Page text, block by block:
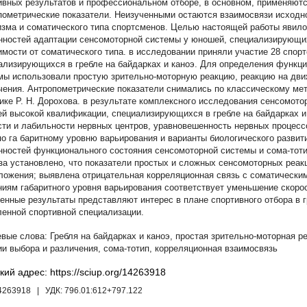
результатов и профессиональном отборе, в основном,
показатели. Неизученными остаются взаимосвязи
и соматического типа спортсменов. Целью настоящей работы
адаптации сенсомоторной системы у юношей,
от соматического типа. в исследовании приняли участие 28
в гребле на байдарках и каноэ. Для определения
использовали простую зрительно-моторную реакцию, реакцию на
Антропометрические показатели снимались по классическому
Р. Н. Дорохова. в результате комплексного исследования
высокой квалификации, специализирующихся в гребле на байдарках
и лабильности нервных центров, уравновешенность нервных
га баритному уровню варьирования и варианты биологического
функционального состояния сенсомоторной системы и сома-
установлено, что показатели простых и сложных сенсомоторных
выявлена отрицательная корреляционная связь с
габаритного уровня варьирования соответствует уменьшение
результаты представляют интерес в плане спортивного отбора в
спортивной специализации.
Гребля на байдарках и каноэ, простая зрительно-моторная
выбора и различения, сома-тотип, корреляционная взаимосвязь
адрес: https://sciup.org/14263918
| УДК: 796.01:612+797.122